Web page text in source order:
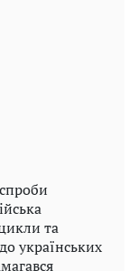
та
українських